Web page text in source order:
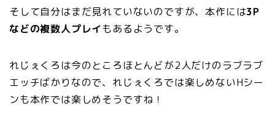
そして自分はまだ見れていないのですが、本作には3P
などの複数人プレイもあるようです。
れじぇくろは今のところほとんどが2人だけのラブラブ
エッチばかりなので、れじぇくろでは楽しめないHシー
ンも本作では楽しめそうですね！